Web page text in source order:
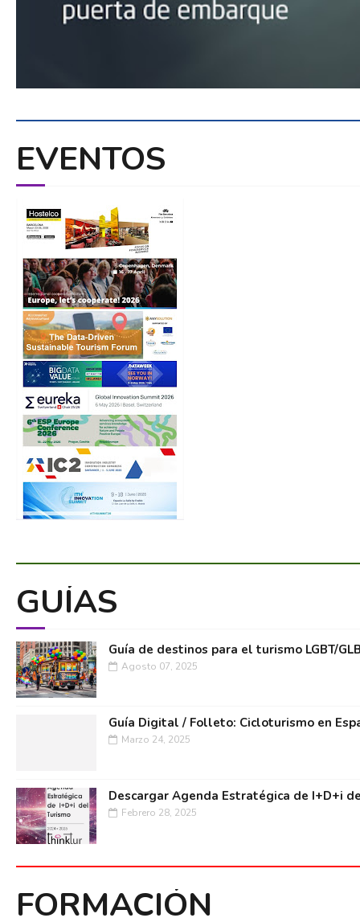
EVENTOS
GUÍAS
Guía de destinos para el turismo LGBT/
Agosto 07, 2025
Guía Digital / Folleto: Cicloturismo en
Marzo 24, 2025
Descargar Agenda Estratégica de I+D+i
Febrero 28, 2025
FORMACIÓN